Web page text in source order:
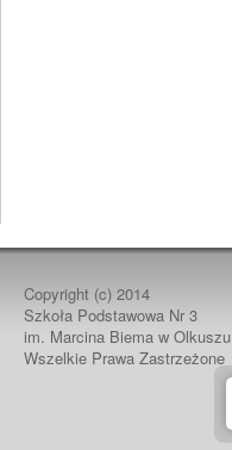
Copyright (c) 2014
Szkoła Podstawowa Nr 3
im. Marcina Biema w Olkuszu
Wszelkie Prawa Zastrzeżone